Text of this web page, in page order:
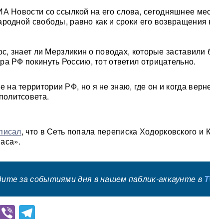
Новости со ссылкой на его слова, сегодняшнее
свободы, равно как и сроки его возвращения
знает ли Мерзликин о поводах, которые
РФ покинуть Россию, тот ответил отрицательно.
на территории РФ, но я не знаю, где он и когда
, что в Сеть попала переписка Ходорковского и
за событиями дня в нашем паблик-аккаунте в
Viber